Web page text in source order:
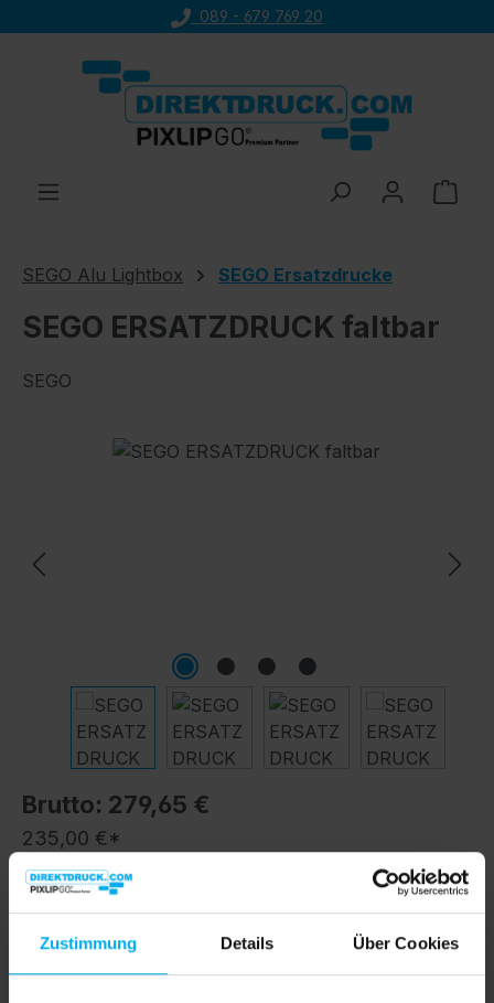
Zustimmung Details Über Cookies
Zum Hauptinhalt springen089 - 679 769 20
SEGO Alu Lightbox SEGO Ersatzdrucke
SEGO ERSATZDRUCK faltbar
SEGO
Bildergalerie überspringen
Brutto: 279,65 €
235,00 €*
Preise exkl. MwSt. inkl. Versandkosten